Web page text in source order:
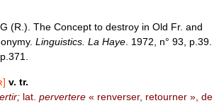
(R.). The Concept to destroy in Old Fr. and
Linguistics. La Haye . 1972, n° 93, p.39.
v. tr.
lat. pervertere « renverser, retourner », de